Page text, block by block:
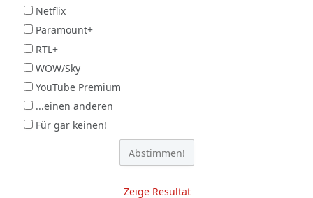
Netflix
Paramount+
RTL+
WOW/Sky
YouTube Premium
...einen anderen
Für gar keinen!
Zeige Resultat